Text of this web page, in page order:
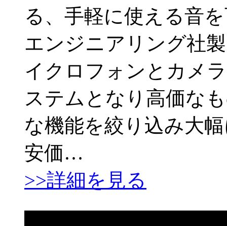
る、手軽に使える音
エンジニアリング社
イクロフォンとカメ
ステムとなり高価な
な機能を絞り込み大
安価…
>>詳細を見る